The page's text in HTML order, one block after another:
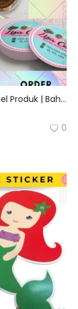
Cetak Sticker Label Produk | Bahan Vinyl uk.A3 | Bebas Custom |
0